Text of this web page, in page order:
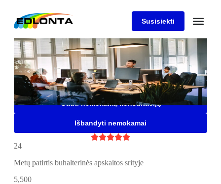
Susisiekti
Išbandyti nemokamai
Gauti nemokamą konsultaciją
Saugi, patogi ir lanksti buhalterinė programa Jūsų įmonei,
kuria naudojasi daugiau nei 5500 įmonių
Buhalterinės apskaitos
programa "Centas"

24
Metų patirtis buhalterinės apskaitos srityje
5,500